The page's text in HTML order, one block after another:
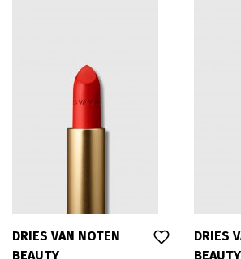
DRIES VAN NOTEN
BEAUTY
DRIES
BEAUTY